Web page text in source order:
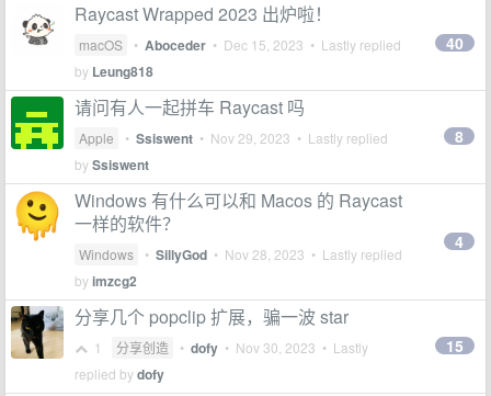
Raycast Wrapped 2023 出炉啦！
macOS • Aboceder • Dec 15, 2023 • Lastly replied
by Leung818
40
请问有人一起拼车 Raycast 吗
Apple • Ssiswent • Nov 29, 2023 • Lastly replied
bySsiswent
8
Windows 有什么可以和 Macos 的 Raycast
一样的软件？
Windows • SillyGod • Nov 28, 2023 • Lastly replied
byimzcg2
4
分享几个 popclip 扩展，骗一波 star
1 分享创造 • dofy • Nov 30, 2023 • Lastly
replied bydofy
15